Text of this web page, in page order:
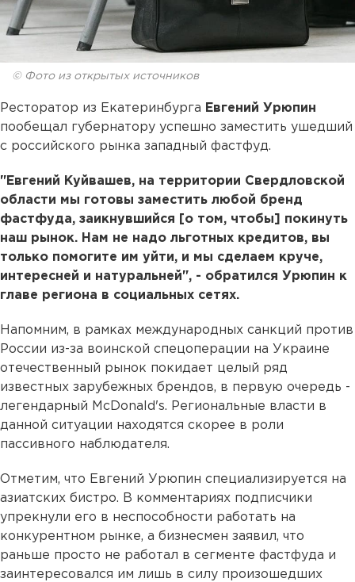
© Фото из открытых источников
Ресторатор из Екатеринбурга Евгений Урюпин
пообещал губернатору успешно заместить ушедший
с российского рынка западный фастфуд.
"Евгений Куйвашев, на территории Свердловской
области мы готовы заместить любой бренд
фастфуда, заикнувшийся [о том, чтобы] покинуть
наш рынок. Нам не надо льготных кредитов, вы
только помогите им уйти, и мы сделаем круче,
интересней и натуральней", - обратился Урюпин к
главе региона в социальных сетях.
Напомним, в рамках международных санкций против
России из-за воинской спецоперации на Украине
отечественный рынок покидает целый ряд
известных зарубежных брендов, в первую очередь -
легендарный McDonald's. Региональные власти в
данной ситуации находятся скорее в роли
пассивного наблюдателя.
Отметим, что Евгений Урюпин специализируется на
азиатских бистро. В комментариях подписчики
упрекнули его в неспособности работать на
конкурентном рынке, а бизнесмен заявил, что
раньше просто не работал в сегменте фастфуда и
заинтересовался им лишь в силу произошедших